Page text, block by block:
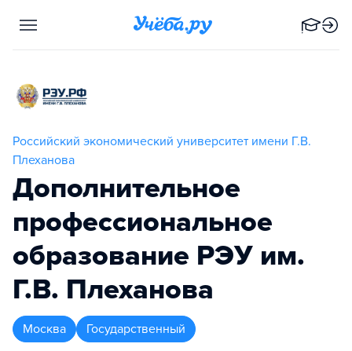
Российский экономический университет имени Г.В.
Плеханова
Дополнительное
профессиональное
образование РЭУ им.
Г.В. Плеханова
Москва Государственный